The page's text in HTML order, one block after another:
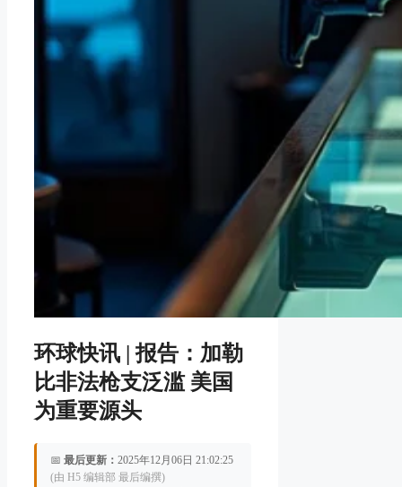
环球快讯 | 报告：加勒
比非法枪支泛滥 美国
为重要源头
📅 最后更新： 2025年12月06日 21:02:25
(由 H5 编辑部 最后编撰)